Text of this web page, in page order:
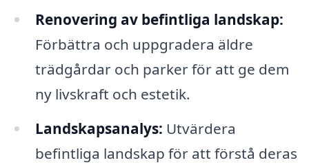
Renovering av befintliga landskap:
Förbättra och uppgradera äldre
trädgårdar och parker för att ge dem
ny livskraft och estetik.
Landskapsanalys: Utvärdera
befintliga landskap för att förstå deras